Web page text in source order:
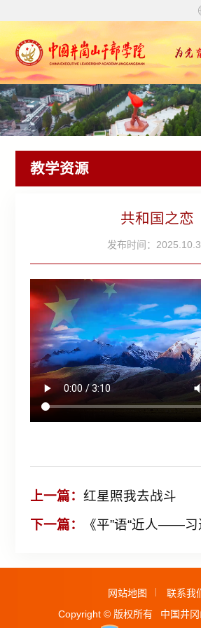
教学资源
共和国之恋
发布时间：
上一篇： 红星照我去战斗
下一篇：
网站地图
联系我
Copyright © 版权所有
中国井